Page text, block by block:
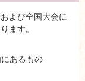
よび全国大会に
ます。
あるもの